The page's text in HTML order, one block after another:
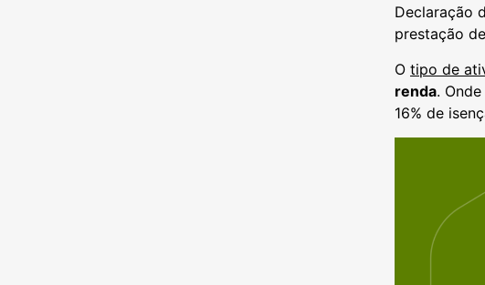
Declaração
prestação
O tipo de
renda.
16% de